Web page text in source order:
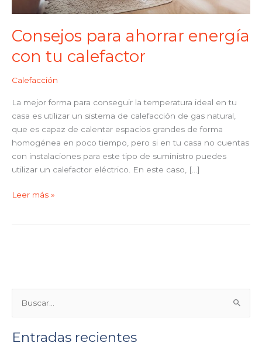
Consejos para ahorrar energía
con tu calefactor
Calefacción
La mejor forma para conseguir la temperatura ideal en tu
casa es utilizar un sistema de calefacción de gas natural,
que es capaz de calentar espacios grandes de forma
homogénea en poco tiempo, pero si en tu casa no cuentas
con instalaciones para este tipo de suministro puedes
utilizar un calefactor eléctrico. En este caso, […]
Leer más »
sEntradas recientes